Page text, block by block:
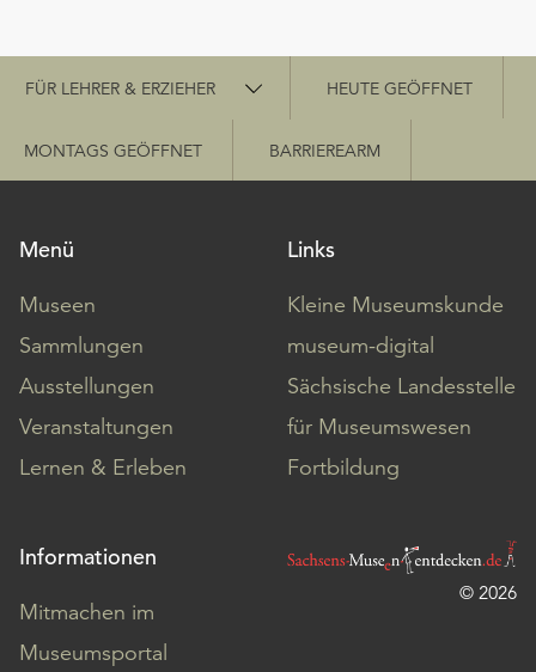
Schnellzugriff
FÜR LEHRER & ERZIEHER HEUTE GEÖFFNET
MONTAGS GEÖFFNET BARRIEREARM
Menü
Museen
Sammlungen
Ausstellungen
Veranstaltungen
Lernen & Erleben
Links
Kleine Museumskunde
museum-digital
Sächsische Landesstelle
für Museumswesen
Fortbildung
Informationen
Mitmachen im
Museumsportal
© 2026